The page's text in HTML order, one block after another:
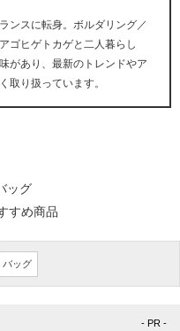
ンスに転身。ボルダリング／
ゴヒゲトカゲと二人暮らし
があり、最新のトレンドやア
取り扱っています。
ッグ
すめ商品
バッグ
- PR -